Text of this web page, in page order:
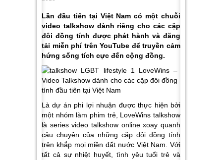
Lần đầu tiên tại Việt Nam có một chuỗi
video talkshow dành riêng cho các cặp
đôi đồng tính được phát hành và đăng
tải miễn phí trên YouTube để truyền cảm
hứng sống tích cực đến cộng đồng.
Là dự án phi lợi nhuận được thực hiện bởi
một nhóm làm phim trẻ, LoveWins talkshow
là series video talkshow online xoay quanh
câu chuyện của những cặp đôi đồng tính
trên khắp mọi miền đất nước Việt Nam. Với
tất cả sự nhiệt huyết, tình yêu tuổi trẻ và